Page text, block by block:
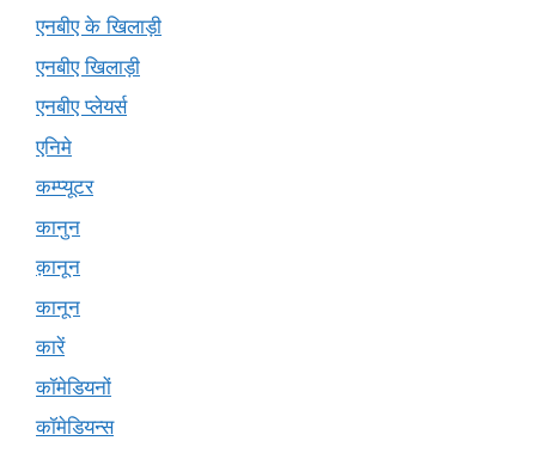
एनबीए के खिलाड़ी
एनबीए खिलाड़ी
एनबीए प्लेयर्स
एनिमे
कम्प्यूटर
कानुन
क़ानून
कानून
कारें
कॉमेडियनों
कॉमेडियन्स